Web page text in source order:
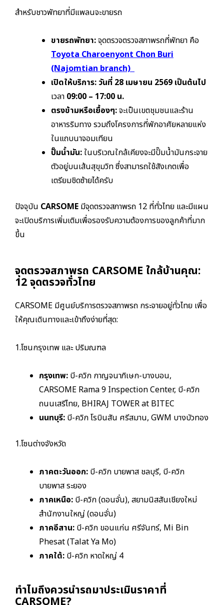
สำหรับชาวพัทยาที่มีแพลนจะขายรถ
ขายรถพัทยา:จุดตรวจตรวจสภาพรถที่พัทยา คือ
Toyota Charoenyont Chon Buri
(Najomtian branch)
เปิดให้บริการ: วันที่ 28 เมษายน 2569 เป็นต้นไป
เวลา 09:00 – 17:00 น.
ตรงข้ามหรือเยื้องๆ:จะเป็นเขตชุมชนและร้าน
อาหารริมทาง รวมถึงโครงการที่พักอาศัยหลายแห่ง
ในแถบนาจอมเทียน
ปั๊มน้ำมัน:ในบริเวณใกล้เคียงจะมีปั๊มน้ำมันกระจาย
ตัวอยู่บนเส้นสุขุมวิท ซึ่งสามารถใช้สังเกตเพื่อ
เตรียมชิดซ้ายได้ครับ
ปัจจุบัน CARSOME มีจุดตรวจสภาพรถ 12 ที่ทั่วไทย และมีแผน
จะเปิดบริการเพิ่มเติมเพื่อรองรับความต้องการของลูกค้าที่มาก
ขึ้น
จุดตรวจสภาพรถ CARSOME ใกล้บ้านคุณ:
12 จุดตรวจทั่วไทย
CARSOME มีศูนย์บริการตรวจสภาพรถ กระจายอยู่ทั่วไทย เพื่อ
ให้คุณเดินทางและเข้าถึงง่ายที่สุด:
1.โซนกรุงเทพ และ ปริมณฑล
กรุงเทพ: บี-ควิก กาญจนาภิเษก-บางบอน,
CARSOME Rama 9 Inspection Center, บี-ควิก
ถนนเสรีไทย, BHIRAJ TOWER at BITEC
นนทบุรี: บี-ควิก โรบินสัน ศรีสมาน, GWM บางบัวทอง
1.โซนต่างจังหวัด
ภาคตะวันออก: บี-ควิก บายพาส ชลบุรี, บี-ควิก
บายพาส ระยอง
ภาคเหนือ: บี-ควิก (ดอนจั่น), สยามนิสสันเชียงใหม่
สำนักงานใหญ่ (ดอนจั่น)
ภาคอีสาน: บี-ควิก ขอนแก่น ศรีจันทร์, Mi Bin
Phesat (Talat Ya Mo)
ภาคใต้: บี-ควิก หาดใหญ่ 4
ทำไมถึงควรนำรถมาประเมินราคาที่